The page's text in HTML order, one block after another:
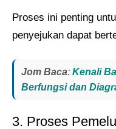
Proses ini penting
penyejukan dapat
Jom Baca: Kenali
Berfungsi dan
3. Proses